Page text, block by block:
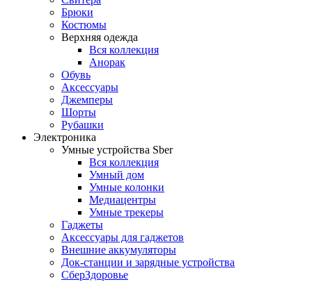
Брюки
Костюмы
Верхняя одежда
Вся коллекция
Анорак
Обувь
Аксессуары
Джемперы
Шорты
Рубашки
Электроника
Умные устройства Sber
Вся коллекция
Умный дом
Умные колонки
Медиацентры
Умные трекеры
Гаджеты
Аксессуары для гаджетов
Внешние аккумуляторы
Док-станции и зарядные устройства
СберЗдоровье